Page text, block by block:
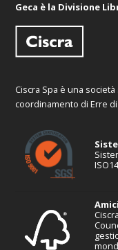
Geca è la Divisione
Ciscra Spa è una
coordinamento di Erre